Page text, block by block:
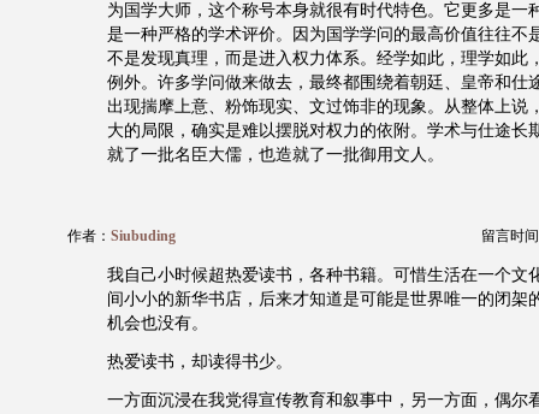
为国学大师，这个称号本身就很有时代特色。它更多是一
是一种严格的学术评价。因为国学学问的最高价值往往不
不是发现真理，而是进入权力体系。经学如此，理学如此
例外。许多学问做来做去，最终都围绕着朝廷、皇帝和仕
出现揣摩上意、粉饰现实、文过饰非的现象。从整体上说
大的局限，确实是难以摆脱对权力的依附。学术与仕途长
就了一批名臣大儒，也造就了一批御用文人。
作者： Siubuding 留言时
我自己小时候超热爱读书，各种书籍。可惜生活在一个文
间小小的新华书店，后来才知道是可能是世界唯一的闭架
机会也没有。
热爱读书，却读得书少。
一方面沉浸在我党得宣传教育和叙事中，另一方面，偶尔